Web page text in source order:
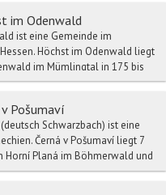
im Odenwald
ist eine Gemeinde im
Höchst im Odenwald liegt
im Mümlingtal in 175 bis
Pošumaví
Schwarzbach) ist eine
Černá v Pošumaví liegt 7
Horní Planá im Böhmerwald und